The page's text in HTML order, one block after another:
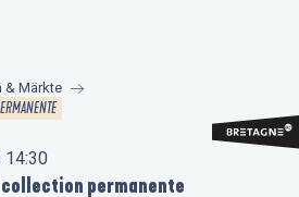
& Märkte
14:30
permanente